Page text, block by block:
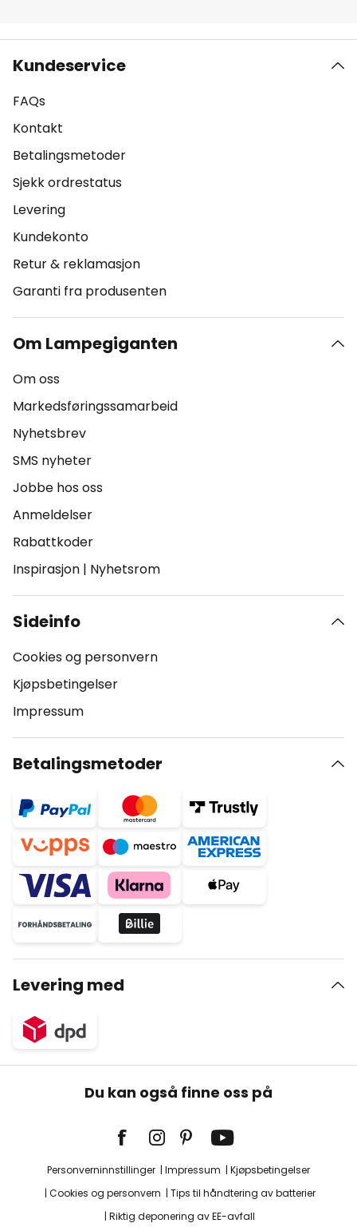
Kundeservice
FAQs
Kontakt
Betalingsmetoder
Sjekk ordrestatus
Levering
Kundekonto
Retur & reklamasjon
Garanti fra produsenten
Om Lampegiganten
Om oss
Markedsføringssamarbeid
Nyhetsbrev
SMS nyheter
Jobbe hos oss
Anmeldelser
Rabattkoder
Inspirasjon | Nyhetsrom
Sideinfo
Cookies og personvern
Kjøpsbetingelser
Impressum
Betalingsmetoder
Levering med
Du kan også finne oss på
Personverninnstillinger Impressum
Kjøpsbetingelser
Cookies og personvern
Tips til håndtering av batterier
Riktig deponering av EE-avfall